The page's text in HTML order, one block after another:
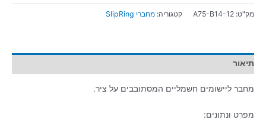
מק"ט: A75-B14-12 קטגוריה: מחברי SlipRing
תיאור
מחבר ליישומים חשמליים המסתובבים על ציר.
מפרט ונתונים: